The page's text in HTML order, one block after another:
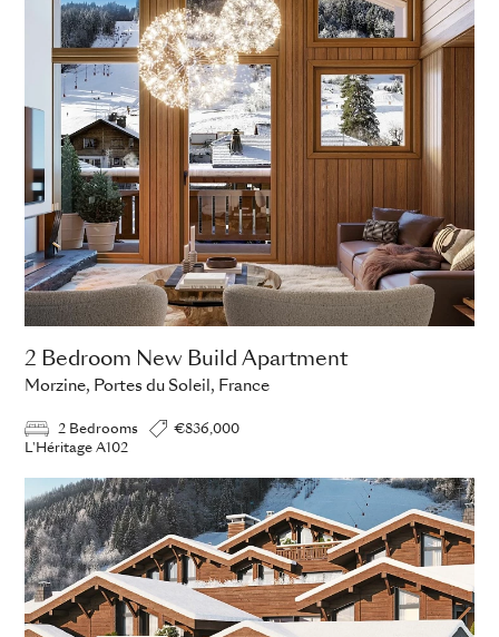
ADD TO ENQUIRY
2 Bedroom New Build Apartment
Morzine, Portes du Soleil, France
2 Bedrooms
€836,000
L'Héritage A102